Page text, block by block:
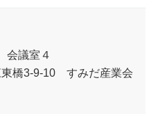
会議室４
東橋3-9-10 すみだ産業会